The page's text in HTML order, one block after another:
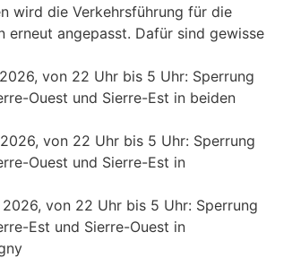
wird die Verkehrsführung für die
erneut angepasst. Dafür sind gewisse
von 22 Uhr bis 5 Uhr: Sperrung
Ouest und Sierre-Est in beiden
von 22 Uhr bis 5 Uhr: Sperrung
Ouest und Sierre-Est in
von 22 Uhr bis 5 Uhr: Sperrung
Est und Sierre-Ouest in